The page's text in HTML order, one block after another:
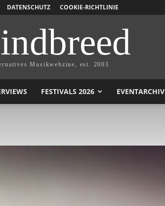
DATENSCHUTZ COOKIE-RICHTLINIE
Musikwebzine, est. 2003
FESTIVALS 2026 EVENTARCHIV